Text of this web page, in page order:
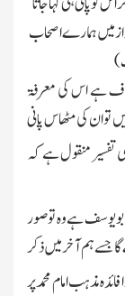
میں ہمارے اصحاب
ہے اس کی معرفۃ
تو ان کی مٹھاس پانی
تفسیر منقول ہے کہ
یوسف ہے وہ تو صور
جسے ہم آخر میں ذکر
مذہب امام محمد پر